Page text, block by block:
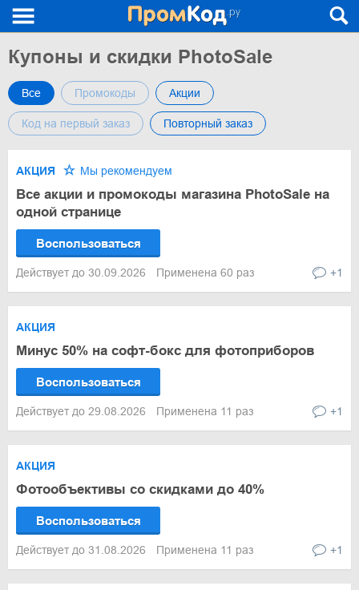
Купоны и скидки PhotoSale
Все Промокоды Акции
Код на первый заказ Повторный заказ
АКЦИЯ Мы рекомендуем
Все акции и промокоды магазина PhotoSale на
одной странице
Воспользоваться
Действует до 30.09.2026 Применена 60 раз +1
АКЦИЯ
Минус 50% на софт-бокс для фотоприборов
Воспользоваться
Действует до 29.08.2026 Применена 11 раз +1
АКЦИЯ
Фотообъективы со скидками до 40%
Воспользоваться
Действует до 31.08.2026 Применена 11 раз +1